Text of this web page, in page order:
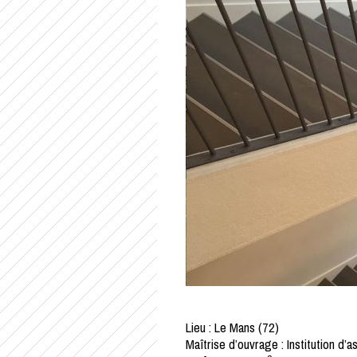
Lieu : Le Mans (72)
Maîtrise d’ouvrage : Institution